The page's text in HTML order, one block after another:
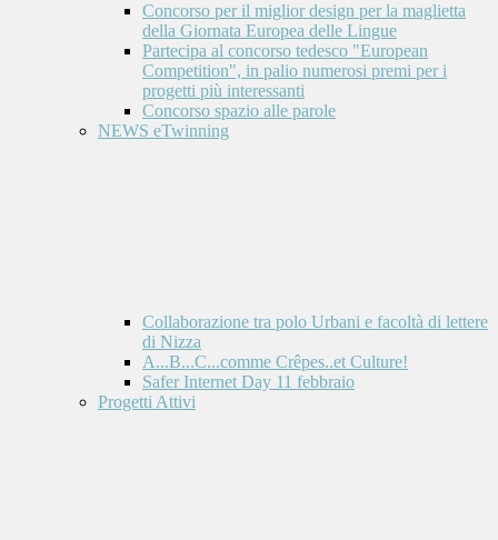
Concorso per il miglior design per la maglietta
della Giornata Europea delle Lingue
Partecipa al concorso tedesco "European
Competition", in palio numerosi premi per i
progetti più interessanti
Concorso spazio alle parole
NEWS eTwinning
Collaborazione tra polo Urbani e facoltà di lettere
di Nizza
A...B...C...comme Crêpes..et Culture!
Safer Internet Day 11 febbraio
Progetti Attivi